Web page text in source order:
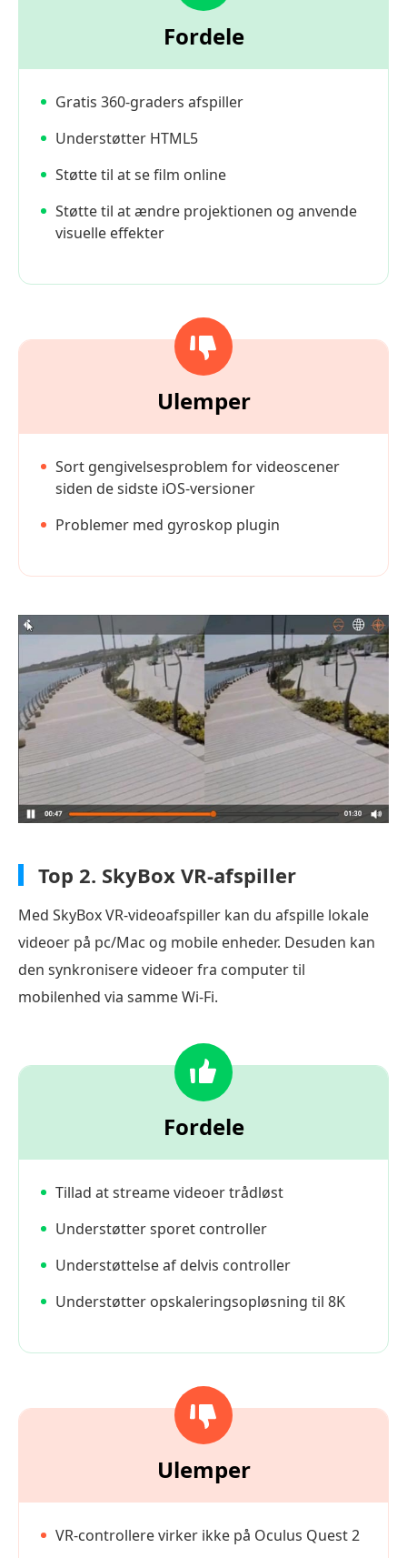
Fordele
Gratis 360-graders afspiller
Understøtter HTML5
Støtte til at se film online
Støtte til at ændre projektionen og anvende
visuelle effekter
Ulemper
Sort gengivelsesproblem for videoscener
siden de sidste iOS-versioner
Problemer med gyroskop plugin
Top 2. SkyBox VR-afspiller
Med SkyBox VR-videoafspiller kan du afspille lokale
videoer på pc/Mac og mobile enheder. Desuden kan
den synkronisere videoer fra computer til
mobilenhed via samme Wi-Fi.
Fordele
Tillad at streame videoer trådløst
Understøtter sporet controller
Understøttelse af delvis controller
Understøtter opskaleringsopløsning til 8K
Ulemper
VR-controllere virker ikke på Oculus Quest 2